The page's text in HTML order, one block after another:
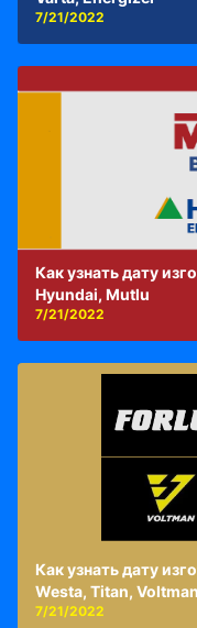
7/21/2022
Как узнать дату
Hyundai, Mutlu
7/21/2022
Как узнать дату
Westa, Titan, Voltman
7/21/2022